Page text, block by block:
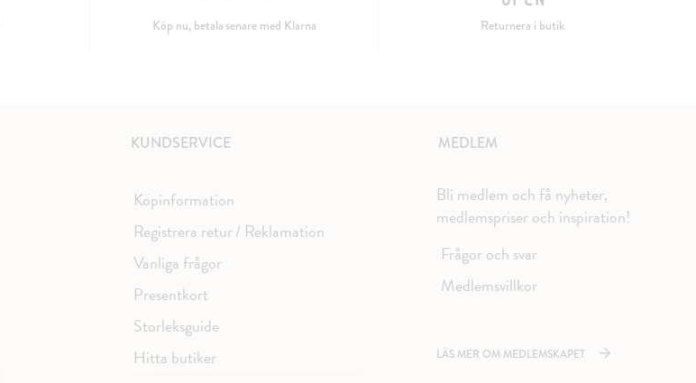
Köp nu, betala senare med Klarna Returnera i butik
KUNDSERVICE
Köpinformation
Registrera retur / Reklamation
Vanliga frågor
Presentkort
Storleksguide
Hitta butiker
MEDLEM
Bli medlem och få nyheter,
medlemspriser och inspiration!
Frågor och svar
Medlemsvillkor
LÄS MER OM MEDLEMSKAPET